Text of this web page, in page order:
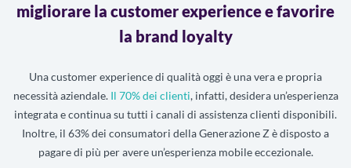
migliorare la customer experience e favorire
la brand loyalty
Una customer experience di qualità oggi è una vera e propria
necessità aziendale. Il 70% dei clienti, infatti, desidera un’esperienza
integrata e continua su tutti i canali di assistenza clienti disponibili.
Inoltre, il 63% dei consumatori della Generazione Z è disposto a
pagare di più per avere un’esperienza mobile eccezionale.